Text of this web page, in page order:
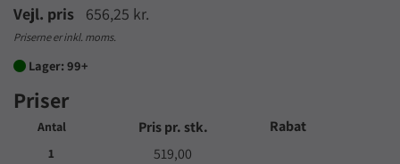
Vejl. pris 656,25 kr.
Priserne er inkl. moms.
 Lager: 99+
Priser
Antal Pris pr. stk. Rabat
1 519,00